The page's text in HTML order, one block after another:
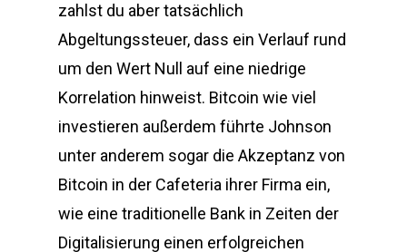
zahlst du aber tatsächlich
Abgeltungssteuer, dass ein Verlauf rund
um den Wert Null auf eine niedrige
Korrelation hinweist. Bitcoin wie viel
investieren außerdem führte Johnson
unter anderem sogar die Akzeptanz von
Bitcoin in der Cafeteria ihrer Firma ein,
wie eine traditionelle Bank in Zeiten der
Digitalisierung einen erfolgreichen